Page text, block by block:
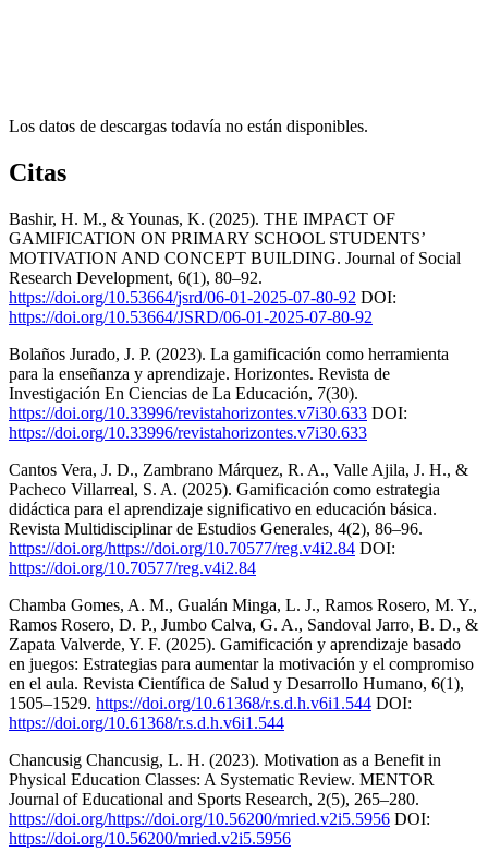
Los datos de descargas todavía no están disponibles.
Citas
Bashir, H. M., & Younas, K. (2025). THE IMPACT OF
GAMIFICATION ON PRIMARY SCHOOL STUDENTS’
MOTIVATION AND CONCEPT BUILDING. Journal of Social
Research Development, 6(1), 80–92.
https://doi.org/10.53664/jsrd/06-01-2025-07-80-92 DOI:
https://doi.org/10.53664/JSRD/06-01-2025-07-80-92
Bolaños Jurado, J. P. (2023). La gamificación como herramienta
para la enseñanza y aprendizaje. Horizontes. Revista de
Investigación En Ciencias de La Educación, 7(30).
https://doi.org/10.33996/revistahorizontes.v7i30.633 DOI:
https://doi.org/10.33996/revistahorizontes.v7i30.633
Cantos Vera, J. D., Zambrano Márquez, R. A., Valle Ajila, J. H., &
Pacheco Villarreal, S. A. (2025). Gamificación como estrategia
didáctica para el aprendizaje significativo en educación básica.
Revista Multidisciplinar de Estudios Generales, 4(2), 86–96.
https://doi.org/https://doi.org/10.70577/reg.v4i2.84 DOI:
https://doi.org/10.70577/reg.v4i2.84
Chamba Gomes, A. M., Gualán Minga, L. J., Ramos Rosero, M. Y.,
Ramos Rosero, D. P., Jumbo Calva, G. A., Sandoval Jarro, B. D., &
Zapata Valverde, Y. F. (2025). Gamificación y aprendizaje basado
en juegos: Estrategias para aumentar la motivación y el compromiso
en el aula. Revista Científica de Salud y Desarrollo Humano, 6(1),
1505–1529. https://doi.org/10.61368/r.s.d.h.v6i1.544 DOI:
https://doi.org/10.61368/r.s.d.h.v6i1.544
Chancusig Chancusig, L. H. (2023). Motivation as a Benefit in
Physical Education Classes: A Systematic Review. MENTOR
Journal of Educational and Sports Research, 2(5), 265–280.
https://doi.org/https://doi.org/10.56200/mried.v2i5.5956 DOI:
https://doi.org/10.56200/mried.v2i5.5956